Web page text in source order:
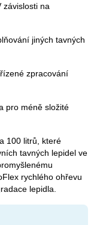
závislosti na
jiných tavných
zpracování
pro méně složité
100 litrů, které
tavných lepidel ve
rychlého ohřevu
lepidla.